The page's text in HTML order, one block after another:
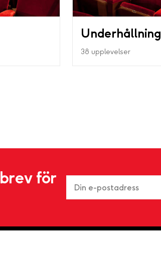
Underhållning
38 upplevelser
för